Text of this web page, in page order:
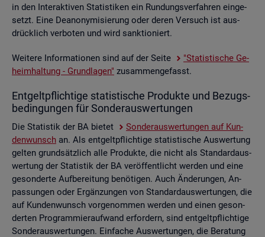
in den In­ter­ak­ti­ven Sta­tis­ti­ken ein Run­dungs­ver­fah­ren ein­ge­
setzt. Eine De­an­ony­mi­sie­rung oder deren Ver­such ist aus­
drück­lich ver­bo­ten und wird sank­tio­niert.
Wei­te­re In­for­ma­tio­nen sind auf der Seite
"Sta­tis­ti­sche Ge­
heim­hal­tung - Grund­la­gen" zu­sam­men­ge­fasst.
Ent­gelt­pflich­ti­ge sta­tis­ti­sche Pro­duk­te und Be­zugs­
be­din­gun­gen für Son­der­aus­wer­tun­gen
Die Sta­tis­tik der BA bie­tet
Son­der­aus­wer­tun­gen auf Kun­
den­wunsch an. Als ent­gelt­pflich­ti­ge sta­tis­ti­sche Aus­wer­tung
gel­ten grund­sätz­lich alle Pro­duk­te, die nicht als Stan­dard­aus­
wer­tung der Sta­tis­tik der BA ver­öf­fent­licht wer­den und eine
ge­son­der­te Auf­be­rei­tung be­nö­ti­gen. Auch Än­de­run­gen, An­
pas­sun­gen oder Er­gän­zun­gen von Stan­dard­aus­wer­tun­gen, die
auf Kun­den­wunsch vor­ge­nom­men wer­den und einen ge­son­
der­ten Pro­gram­mier­auf­wand er­for­dern, sind ent­gelt­pflich­ti­ge
Son­der­aus­wer­tun­gen. Ein­fa­che Aus­wer­tun­gen, die Be­ra­tung